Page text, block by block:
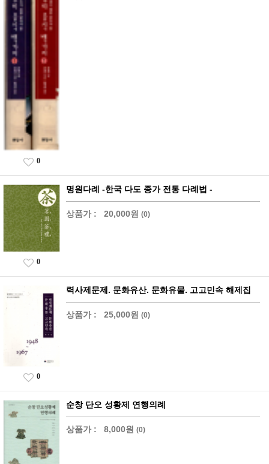
0
명원다례 -한국 다도 종가 전통 다례법 -
상품가 : 20,000원 (0)
0
력사제문제. 문화유산. 문화유물. 고고민속 해제집
상품가 : 25,000원 (0)
0
순창 단오 성황제 연행의례
상품가 : 8,000원 (0)